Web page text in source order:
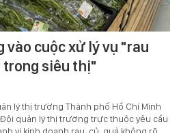
vào cuộc xử lý vụ "rau
trong siêu thị"
lý thị trường Thành phố Hồ Chí Minh
quản lý thị trường trực thuộc yêu cầu